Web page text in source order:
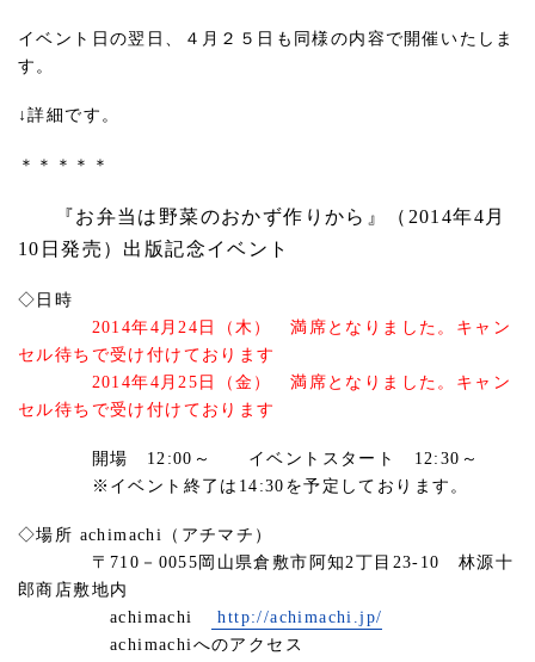
イベント日の翌日、４月２５日も同様の内容で開催いたしま
す。
↓詳細です。
＊＊＊＊＊
『お弁当は野菜のおかず作りから』（2014年4月
10日発売）出版記念イベント
◇日時
2014年4月24日（木） 満席となりました。キャン
セル待ちで受け付けております
2014年4月25日（金） 満席となりました。キャン
セル待ちで受け付けております
開場 12:00～ イベントスタート 12:30～
※イベント終了は14:30を予定しております。
◇場所 achimachi（アチマチ）
〒710－0055岡山県倉敷市阿知2丁目23-10 林源十
郎商店敷地内
achimachi
http://achimachi.jp/
achimachiへのアクセス